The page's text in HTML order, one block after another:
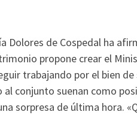
Dolores de Cospedal ha
propone crear el
trabajando por el bien de
al conjunto suenan como
sorpresa de última hora.